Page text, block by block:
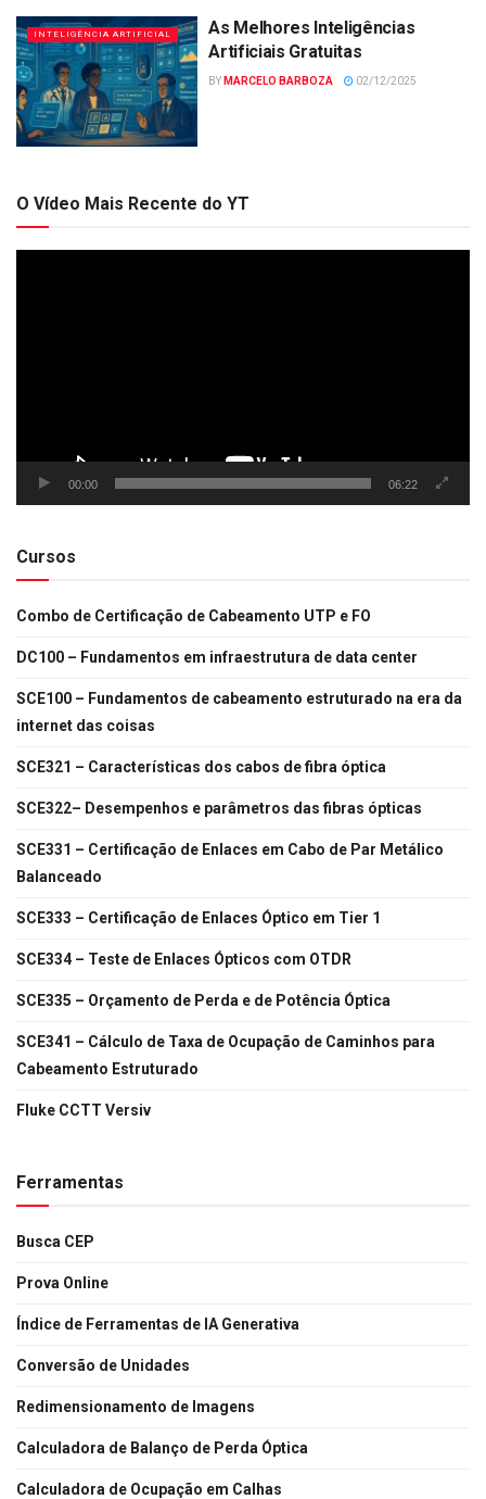
INTELIGÊNCIA ARTIFICIAL
As Melhores Inteligências
Artificiais Gratuitas
BY MARCELO BARBOZA 02/12/2025
O Vídeo Mais Recente do YT
00:00 06:22
Cursos
Combo de Certificação de Cabeamento UTP e FO
DC100 – Fundamentos em infraestrutura de data center
SCE100 – Fundamentos de cabeamento estruturado na era da
internet das coisas
SCE321 – Características dos cabos de fibra óptica
SCE322– Desempenhos e parâmetros das fibras ópticas
SCE331 – Certificação de Enlaces em Cabo de Par Metálico
Balanceado
SCE333 – Certificação de Enlaces Óptico em Tier 1
SCE334 – Teste de Enlaces Ópticos com OTDR
SCE335 – Orçamento de Perda e de Potência Óptica
SCE341 – Cálculo de Taxa de Ocupação de Caminhos para
Cabeamento Estruturado
Fluke CCTT Versiv
Ferramentas
Busca CEP
Prova Online
Índice de Ferramentas de IA Generativa
Conversão de Unidades
Redimensionamento de Imagens
Calculadora de Balanço de Perda Óptica
Calculadora de Ocupação em Calhas